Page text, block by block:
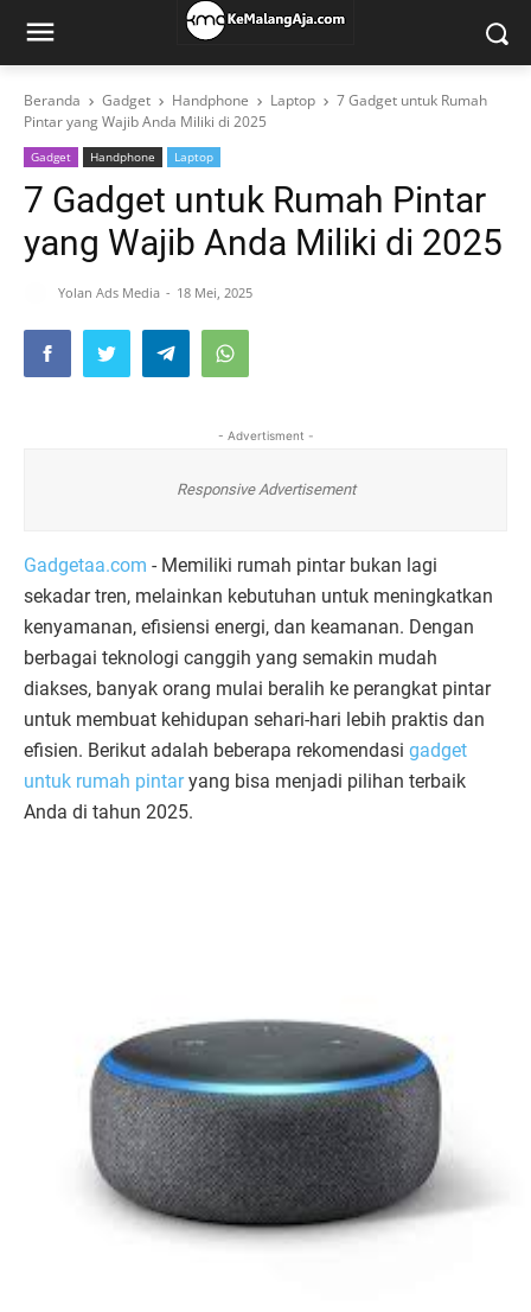
Beranda Gadget Handphone Laptop
7 Gadget untuk Rumah
Pintar yang Wajib Anda Miliki di 2025
Gadget Handphone Laptop
7 Gadget untuk Rumah Pintar
yang Wajib Anda Miliki di 2025
Yolan Ads Media 18 Mei, 2025
- Advertisment -
Responsive Advertisement
Gadgetaa.com - Memiliki rumah pintar bukan lagi
sekadar tren, melainkan kebutuhan untuk meningkatkan
kenyamanan, efisiensi energi, dan keamanan. Dengan
berbagai teknologi canggih yang semakin mudah
diakses, banyak orang mulai beralih ke perangkat pintar
untuk membuat kehidupan sehari-hari lebih praktis dan
efisien. Berikut adalah beberapa rekomendasi gadget
untuk rumah pintaryang bisa menjadi pilihan terbaik
Anda di tahun 2025.